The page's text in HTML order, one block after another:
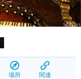
場所 関連